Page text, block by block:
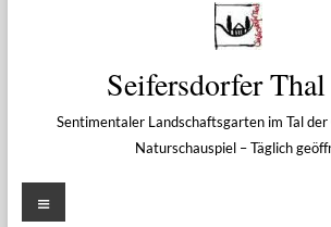
Seifersdorfer Thal
Sentimentaler Landschaftsgarten im Tal
Naturschauspiel – Täglich
Menü